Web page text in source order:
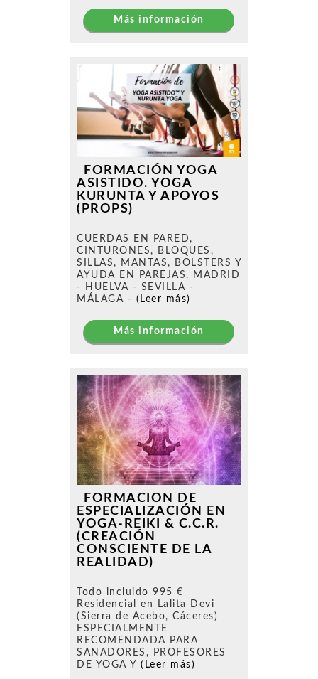
Más información
FORMACIÓN YOGA
ASISTIDO. YOGA
KURUNTA Y APOYOS
(PROPS)
CUERDAS EN PARED,
CINTURONES, BLOQUES,
SILLAS, MANTAS, BOLSTERS Y
AYUDA EN PAREJAS. MADRID
- HUELVA - SEVILLA -
MÁLAGA - (Leer más)
Más información
FORMACION DE
ESPECIALIZACIÓN EN
YOGA-REIKI & C.C.R.
(CREACIÓN
CONSCIENTE DE LA
REALIDAD)
Todo incluido 995 €
Residencial en Lalita Devi
(Sierra de Acebo, Cáceres)
ESPECIALMENTE
RECOMENDADA PARA
SANADORES, PROFESORES
DE YOGA Y (Leer más)